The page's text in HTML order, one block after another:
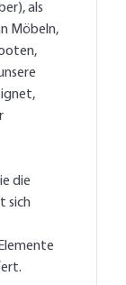
als
Möbeln,
die
sich